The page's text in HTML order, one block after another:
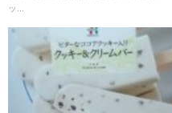
ッ...